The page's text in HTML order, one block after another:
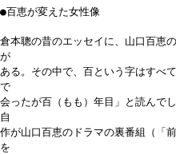
●百恵が変えた女性像
倉本聰の昔のエッセイに、山口百恵
が
ある。その中で、百という字はすべ
で
会ったが百（もも）年目」と読んで
自
作が山口百恵のドラマの裏番組（「
を